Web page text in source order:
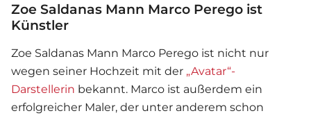
Zoe Saldanas Mann Marco Perego ist
Künstler
Zoe Saldanas Mann Marco Perego ist nicht nur
wegen seiner Hochzeit mit der „Avatar“-
Darstellerin bekannt. Marco ist außerdem ein
erfolgreicher Maler, der unter anderem schon